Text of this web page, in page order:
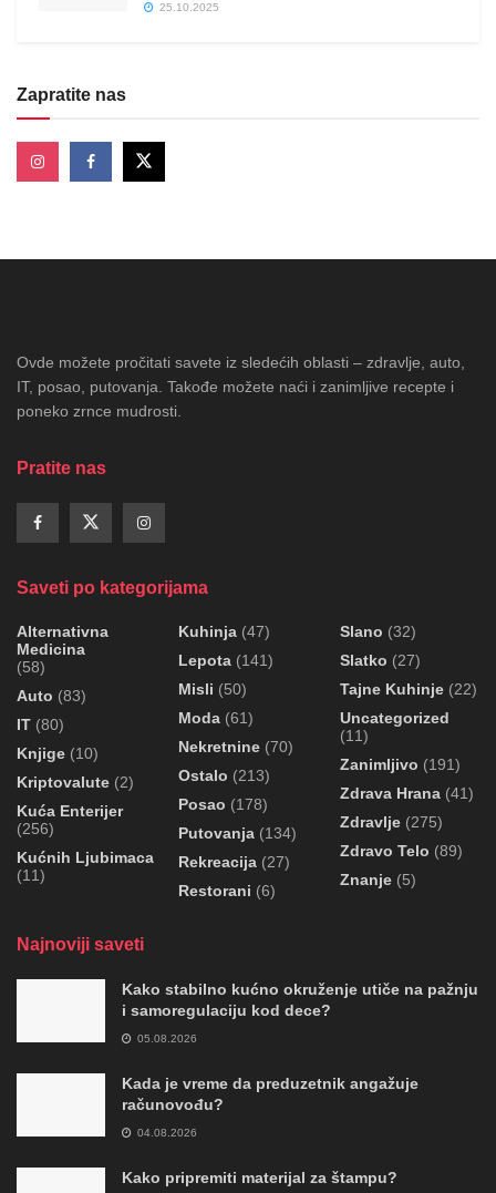
25.10.2025
Zapratite nas
Ovde možete pročitati savete iz sledećih oblasti – zdravlje, auto,
IT, posao, putovanja. Takođe možete naći i zanimljive recepte i
poneko zrnce mudrosti.
Pratite nas
Saveti po kategorijama
Alternativna
Medicina
(58)
Auto (83)
IT (80)
Knjige (10)
Kriptovalute (2)
Kuća Enterijer
(256)
Kućnih Ljubimaca
(11)
Kuhinja (47)
Lepota (141)
Misli (50)
Moda (61)
Nekretnine (70)
Ostalo (213)
Posao (178)
Putovanja (134)
Rekreacija (27)
Restorani (6)
Slano (32)
Slatko (27)
Tajne Kuhinje (22)
Uncategorized
(11)
Zanimljivo (191)
Zdrava Hrana (41)
Zdravlje (275)
Zdravo Telo (89)
Znanje (5)
Najnoviji saveti
Kako stabilno kućno okruženje utiče na pažnju
i samoregulaciju kod dece?
05.08.2026
Kada je vreme da preduzetnik angažuje
računovođu?
04.08.2026
Kako pripremiti materijal za štampu?